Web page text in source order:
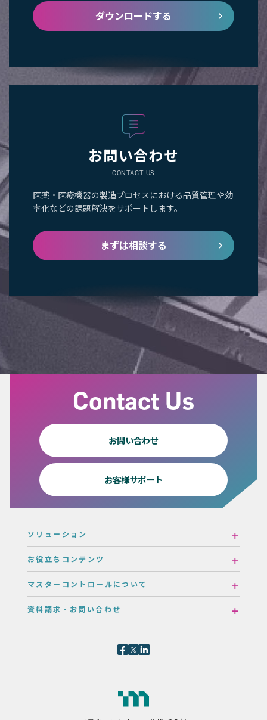
ダウンロードする
お問い合わせ
CONTACT US
医薬・医療機器の製造プロセスにおける品質管理や効
率化などの課題解決をサポートします。
まずは相談する
Contact Us
お問い合わせ
お客様サポート
ソリューション
お役立ちコンテンツ
マスターコントロールについて
資料請求・お問い合わせ